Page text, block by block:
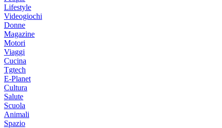
Lifestyle
Videogiochi
Donne
Magazine
Motori
Viaggi
Cucina
Tgtech
E-Planet
Cultura
Salute
Scuola
Animali
Spazio